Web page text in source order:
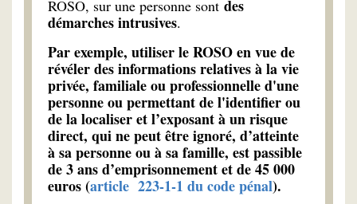
ROSO, sur une personne sont des
démarches intrusives.
Par exemple, utiliser le ROSO en vue de
révéler des informations relatives à la vie
privée, familiale ou professionnelle d'une
personne ou permettant de l'identifier ou
de la localiser et l’exposant à un risque
direct, qui ne peut être ignoré, d’atteinte
à sa personne ou à sa famille, est passible
de 3 ans d’emprisonnement et de 45 000
euros (article 223-1-1 du code pénal).